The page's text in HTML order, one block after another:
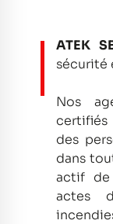
ATEK
sécurité
Nos
certifiés
des
dans
actif de
actes